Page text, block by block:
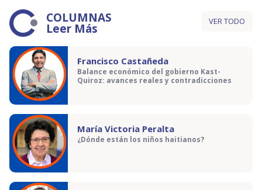
COLUMNAS
Leer Más VER TODO
Francisco Castañeda
Balance económico del gobierno Kast-
Quiroz: avances reales y contradicciones
María Victoria Peralta
¿Dónde están los niños haitianos?